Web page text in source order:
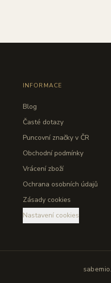
INFORMACE
Blog
Časté dotazy
Puncovní značky v ČR
Obchodní podmínky
Vrácení zboží
Ochrana osobních údajů
Zásady cookies
Nastavení cookies